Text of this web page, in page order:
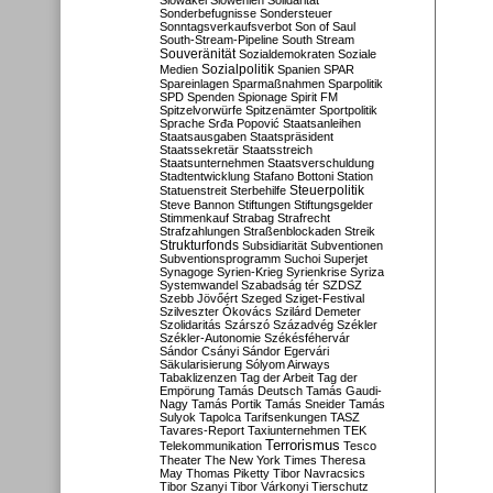
Sonderbefugnisse Sondersteuer
Sonntagsverkaufsverbot Son of Saul
South-Stream-Pipeline South Stream
Souveränität Sozialdemokraten Soziale
Medien Sozialpolitik Spanien SPAR
Spareinlagen Sparmaßnahmen Sparpolitik
SPD Spenden Spionage Spirit FM
Spitzelvorwürfe Spitzenämter Sportpolitik
Sprache Srđa Popović Staatsanleihen
Staatsausgaben Staatspräsident
Staatssekretär Staatsstreich
Staatsunternehmen Staatsverschuldung
Stadtentwicklung Stafano Bottoni Station
Statuenstreit Sterbehilfe Steuerpolitik
Steve Bannon Stiftungen Stiftungsgelder
Stimmenkauf Strabag Strafrecht
Strafzahlungen Straßenblockaden Streik
Strukturfonds Subsidiarität Subventionen
Subventionsprogramm Suchoi Superjet
Synagoge Syrien-Krieg Syrienkrise Syriza
Systemwandel Szabadság tér SZDSZ
Szebb Jövőért Szeged Sziget-Festival
Szilveszter Ókovács Szilárd Demeter
Szolidaritás Szárszó Századvég Székler
Székler-Autonomie Székésféhervár
Sándor Csányi Sándor Egervári
Säkularisierung Sólyom Airways
Tabaklizenzen Tag der Arbeit Tag der
Empörung Tamás Deutsch Tamás Gaudi-
Nagy Tamás Portik Tamás Sneider Tamás
Sulyok Tapolca Tarifsenkungen TASZ
Tavares-Report Taxiunternehmen TEK
Telekommunikation Terrorismus Tesco
Theater The New York Times Theresa
May Thomas Piketty Tibor Navracsics
Tibor Szanyi Tibor Várkonyi Tierschutz